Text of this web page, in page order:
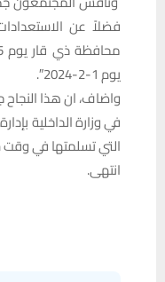
فضلاً عن
يوم 1-2-2024″.
واضاف، ان هذا
في وزارة الداخلية
التي تسلمتها في وقت
انتهى.